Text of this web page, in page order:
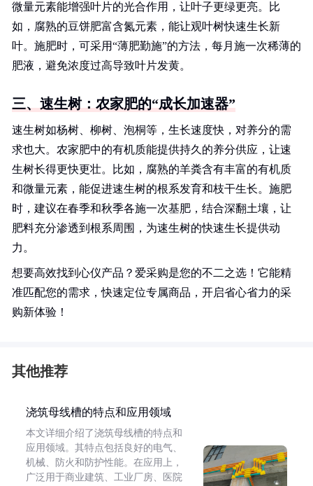
微量元素能增强叶片的光合作用，让叶子更绿更亮。比
如，腐熟的豆饼肥富含氮元素，能让观叶树快速生长新
叶。施肥时，可采用“薄肥勤施”的方法，每月施一次稀薄的
肥液，避免浓度过高导致叶片发黄。
三、速生树：农家肥的“成长加速器”
速生树如杨树、柳树、泡桐等，生长速度快，对养分的需
求也大。农家肥中的有机质能提供持久的养分供应，让速
生树长得更快更壮。比如，腐熟的羊粪含有丰富的有机质
和微量元素，能促进速生树的根系发育和枝干生长。施肥
时，建议在春季和秋季各施一次基肥，结合深翻土壤，让
肥料充分渗透到根系周围，为速生树的快速生长提供动
力。
想要高效找到心仪产品？爱采购是您的不二之选！它能精
准匹配您的需求，快速定位专属商品，开启省心省力的采
购新体验！
其他推荐
浇筑母线槽的特点和应用领域
本文详细介绍了浇筑母线槽的特点和
应用领域。其特点包括良好的电气、
机械、防火和防护性能。在应用上，
广泛用于商业建筑、工业厂房、医院